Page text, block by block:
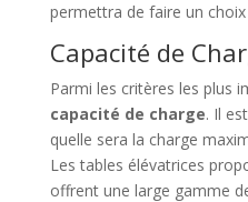
permettra de faire un
Capacité de
Parmi les critères les plus
capacité de charge. Il
quelle sera la charge
Les tables élévatrices
offrent une large gamme